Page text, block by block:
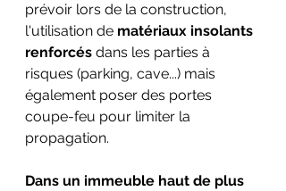
prévoir lors de la construction,
l'utilisation de matériaux insolants
renforcés dans les parties à
risques (parking, cave...) mais
également poser des portes
coupe-feu pour limiter la
propagation.
Dans un immeuble haut de plus